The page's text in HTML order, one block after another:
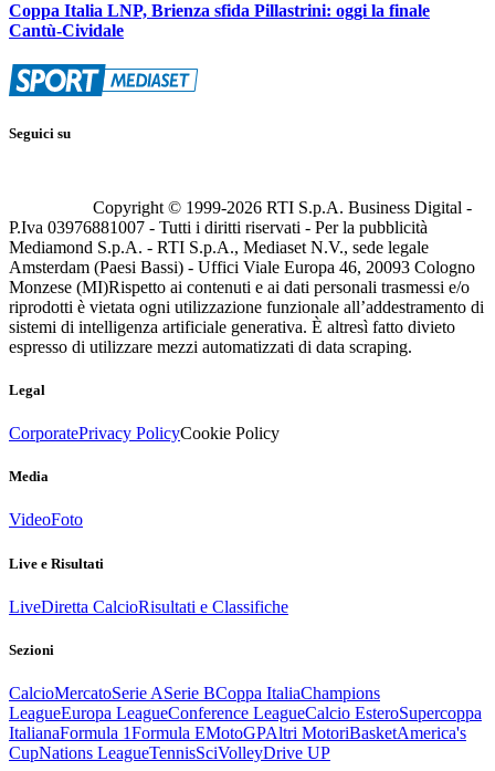
Coppa Italia LNP, Brienza sfida Pillastrini: oggi la finale
Cantù-Cividale
Seguici su
Copyright © 1999-2026 RTI S.p.A. Business Digital -
P.Iva 03976881007 - Tutti i diritti riservati - Per la pubblicità
Mediamond S.p.A. - RTI S.p.A., Mediaset N.V., sede legale
Amsterdam (Paesi Bassi) - Uffici Viale Europa 46, 20093 Cologno
Monzese (MI)Rispetto ai contenuti e ai dati personali trasmessi e/o
riprodotti è vietata ogni utilizzazione funzionale all’addestramento di
sistemi di intelligenza artificiale generativa. È altresì fatto divieto
espresso di utilizzare mezzi automatizzati di data scraping.
Legal
CorporatePrivacy PolicyCookie Policy
Media
VideoFoto
Live e Risultati
LiveDiretta CalcioRisultati e Classifiche
Sezioni
CalcioMercatoSerie ASerie BCoppa ItaliaChampions
LeagueEuropa LeagueConference LeagueCalcio EsteroSupercoppa
ItalianaFormula 1Formula EMotoGPAltri MotoriBasketAmerica's
CupNations LeagueTennisSciVolleyDrive UP